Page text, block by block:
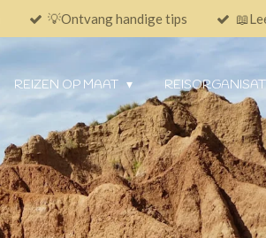
💡Ontvang handige tips
REIZEN OP MAAT